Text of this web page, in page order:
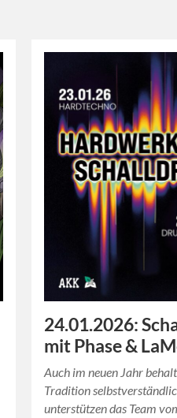
24.01.2026:
mit Phase &
Auch im neuen Jahr
Tradition
unterstützen das Team